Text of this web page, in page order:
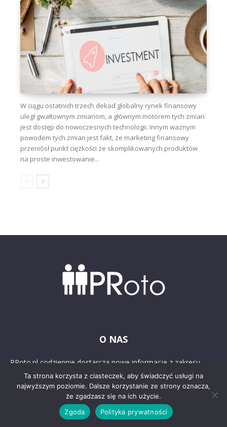
W ciągu ostatnich trzech dekad globalny rynek finansowy
uległ gwałtownym zmianom, a głównym motorem tych zmian
jest dostęp do nowoczesnych technologii. Innym ważnym
powodem tych zmian jest fakt, że marketing finansowy
przeniósł punkt ciężkości ze skomplikowanych produktów
na proste inwestowanie...
O NAS
PRoto.pl codziennie dostarcza nowe informacje z zakresu
marketingu i public relations, digital PR, employer brandingu,
sponsoringu, CSR oraz ESG. Publikujemy najważniejsze
wiadomości, przekrojowe artykuły, przykłady najciekawszych
kampanii, wywiady oraz badania, wspierając rozwój branży
komunikacji marketingowej od 2004 roku.
Ta strona korzysta z ciasteczek, aby świadczyć usługi na
najwyższym poziomie. Dalsze korzystanie ze strony oznacza,
że zgadzasz się na ich użycie.
Zgoda
Polityka prywatności